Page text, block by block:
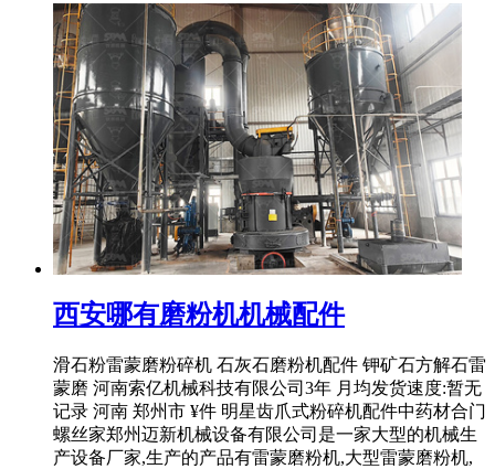
西安哪有磨粉机机械配件
滑石粉雷蒙磨粉碎机 石灰石磨粉机配件 钾矿石方解石雷
蒙磨 河南索亿机械科技有限公司3年 月均发货速度:暂无
记录 河南 郑州市 ¥件 明星齿爪式粉碎机配件中药材合门
螺丝家郑州迈新机械设备有限公司是一家大型的机械生
产设备厂家,生产的产品有雷蒙磨粉机,大型雷蒙磨粉机,